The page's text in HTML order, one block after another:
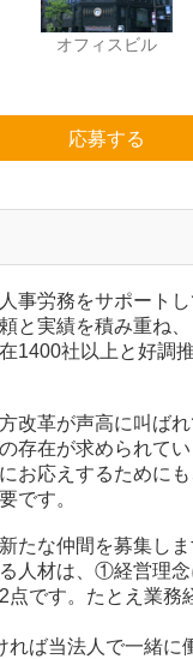
オフィスビル
応募する
事労務をサポート
と実績を積み重ね、
1400社以上と好調
改革が声高に叫ば
存在が求められてい
お応えするために
です。
たな仲間を募集しま
人材は、①経営理
です。たとえ業務
れば当法人で一緒に